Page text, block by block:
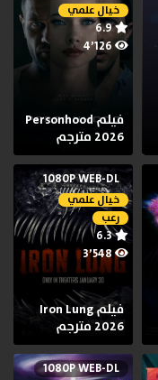
خيال علمي
6.9
فيلم Personhood
2026 مترجم
1080P WEB-DL
خيال علمي
رعب
6.3
3٬548
فيلم Iron Lung
2026 مترجم
1080P WEB-DL